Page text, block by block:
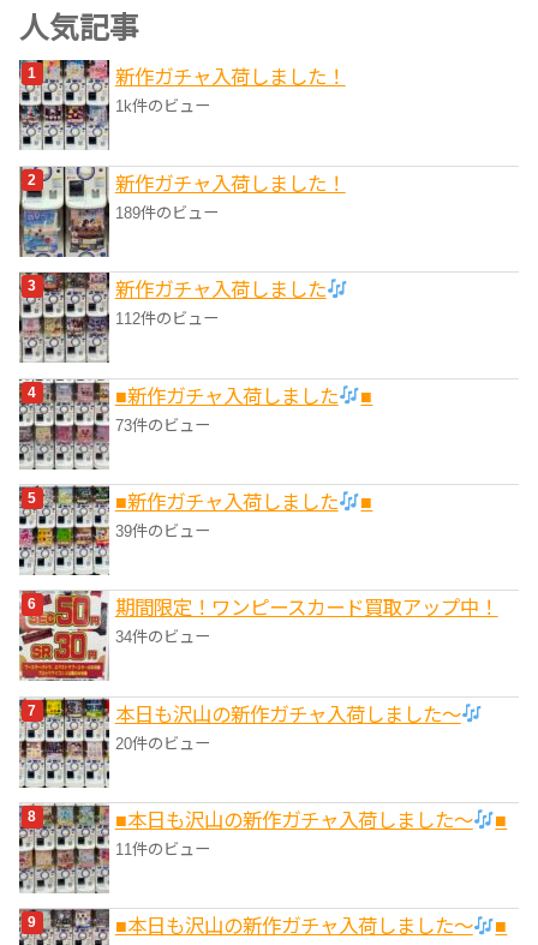
ゴ
リ
ー
人気記事
新作ガチャ入荷しました！
1k件のビュー
新作ガチャ入荷しました！
189件のビュー
新作ガチャ入荷しました
112件のビュー
■新作ガチャ入荷しました ■
73件のビュー
■新作ガチャ入荷しました ■
39件のビュー
期間限定！ワンピースカード買取アップ中！
34件のビュー
本日も沢山の新作ガチャ入荷しました〜
20件のビュー
■本日も沢山の新作ガチャ入荷しました〜 ■
11件のビュー
■本日も沢山の新作ガチャ入荷しました〜 ■